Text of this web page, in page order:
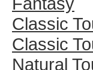
Classic
Classic
Natural